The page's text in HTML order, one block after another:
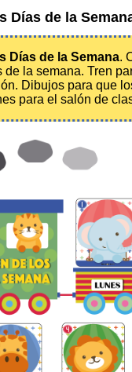
Días de la
Días de la Semana.
de la semana. Tren
Dibujos para que
para el salón de